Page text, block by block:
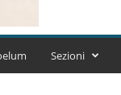
C
Sezioni